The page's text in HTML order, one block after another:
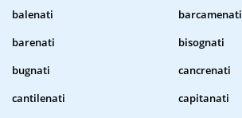
balenati
barcamenati
barenati
bisognati
bugnati
cancrenati
cantilenati
capitanati